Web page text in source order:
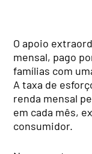
O apoio
mensal, pago
famílias com
A taxa de
renda mensal
em cada mês,
consumidor.